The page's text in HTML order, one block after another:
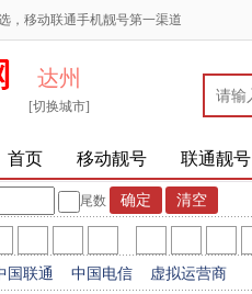
，移动联通手机靓号第一渠道
达州
[切换城市]
首页 移动靓号 联通靓号
尾数
国联通 中国电信 虚拟运营商